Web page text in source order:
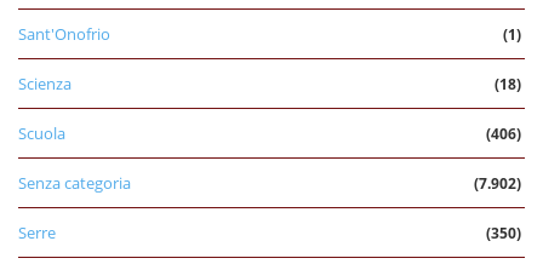
Sant'Onofrio (1)
Scienza (18)
Scuola (406)
Senza categoria (7.902)
Serre (350)